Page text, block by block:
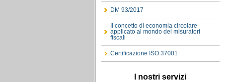
DM 93/2017
Il concetto di economia circolare
applicato al mondo dei misuratori
fiscali
Certificazione ISO 37001
I nostri servizi